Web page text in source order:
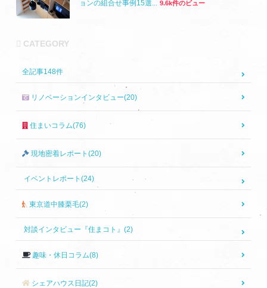
ョンの組合せ事例15選... 9.6k件のビュー
CATEGORY
全記事148件
リノベーションインタビュー(20)
住まいコラム(76)
現地密着レポート(20)
イベントレポート(24)
東京道中膝栗毛(2)
対談インタビュー『住まコト』(2)
趣味・休日コラム(8)
シェアハウス日記(2)